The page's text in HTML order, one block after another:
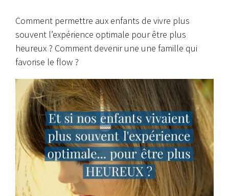
Comment permettre aux enfants de vivre plus
souvent l’expérience optimale pour être plus
heureux ? Comment devenir une une famille qui
favorise le flow ?